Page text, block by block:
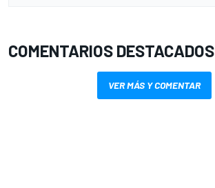
COMENTARIOS DESTACADOS
VER MÁS Y COMENTAR